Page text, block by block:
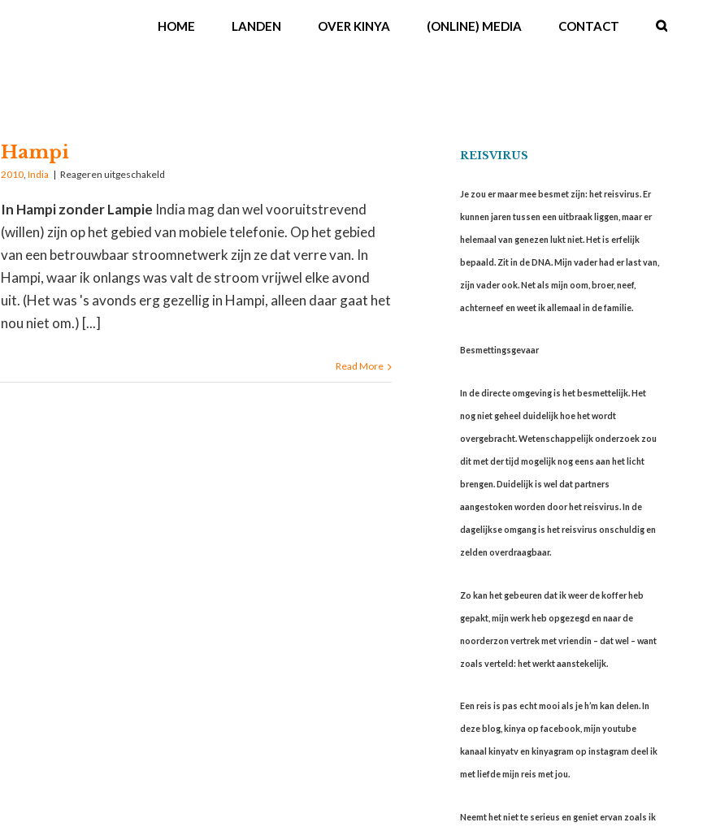
HOME LANDEN OVER KINYA (ONLINE) MEDIA CONTACT
Hampi
2010,India | Reageren uitgeschakeld
In Hampi zonder Lampie India mag dan wel vooruitstrevend
(willen) zijn op het gebied van mobiele telefonie. Op het gebied
van een betrouwbaar stroomnetwerk zijn ze dat verre van. In
Hampi, waar ik onlangs was valt de stroom vrijwel elke avond
uit. (Het was 's avonds erg gezellig in Hampi, alleen daar gaat het
nou niet om.) [...]
Read More
REISVIRUS
Je zou er maar mee besmet zijn: het reisvirus. Er
kunnen jaren tussen een uitbraak liggen, maar er
helemaal van genezen lukt niet. Het is erfelijk
bepaald. Zit in de DNA. Mijn vader had er last van,
zijn vader ook. Net als mijn oom, broer, neef,
achterneef en weet ik allemaal in de familie.
Besmettingsgevaar
In de directe omgeving is het besmettelijk. Het
nog niet geheel duidelijk hoe het wordt
overgebracht. Wetenschappelijk onderzoek zou
dit met der tijd mogelijk nog eens aan het licht
brengen. Duidelijk is wel dat partners
aangestoken worden door het reisvirus. In de
dagelijkse omgang is het reisvirus onschuldig en
zelden overdraagbaar.
Zo kan het gebeuren dat ik weer de koffer heb
gepakt, mijn werk heb opgezegd en naar de
noorderzon vertrek met vriendin – dat wel – want
zoals verteld: het werkt aanstekelijk.
Een reis is pas echt mooi als je h’m kan delen. In
deze blog, kinya op facebook, mijn youtube
kanaal kinyatv en kinyagram op instagram deel ik
met liefde mijn reis met jou.
Neemt het niet te serieus en geniet ervan zoals ik